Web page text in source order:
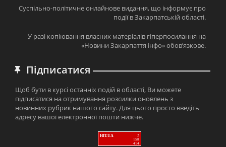
Суспільно-політичне онлайнове видання, що інформує про
події в Закарпатській області.
У разі копіювання власних матеріалів гіперпосилання на
«Новини Закарпаття інфо» обов’язкове.
Підписатися
Щоб бути в курсі останніх подій в області, Ви можете
підписатися на отримування розсилки оновлень з
новинних рубрик нашого сайту. Для цього просто введіть
адресу вашої електронної пошти нижче.
HIT.UA
2
158
414